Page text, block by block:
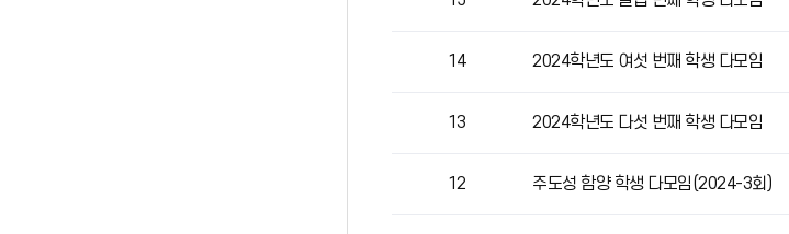
14 2024학년도 여섯 번째 학생 다모임
13 2024학년도 다섯 번째 학생 다모임
12 주도성 함양 학생 다모임(2024-3회)